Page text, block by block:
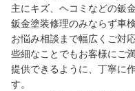
主にキズ、ヘコミなどの鈑
鈑金塗装修理のみならず車
お悩み相談まで幅広くご対
些細なことでもお客様にご
提供できるように、丁寧に
す。